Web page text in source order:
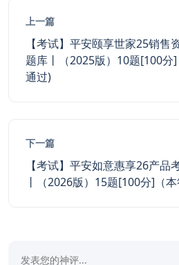
上一篇
【考试】平安颐享世家25销售
题库丨（2025版）10题[100分
通过)
下一篇
【考试】平安如意惠享26产品
丨（2026版）15题[100分]（